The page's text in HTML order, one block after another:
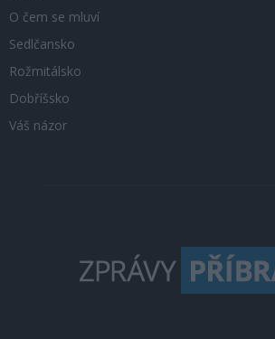
O čem se mluví
Sedlčansko
Rožmitálsko
Dobříšsko
Váš názor